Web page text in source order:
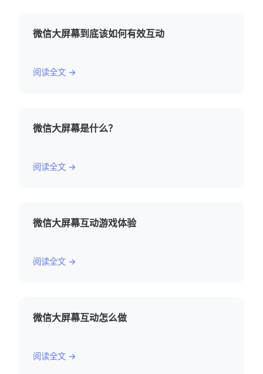
微信大屏幕到底该如何有效互动
阅读全文 →
微信大屏幕是什么？
阅读全文 →
微信大屏幕互动游戏体验
阅读全文 →
微信大屏幕互动怎么做
阅读全文 →